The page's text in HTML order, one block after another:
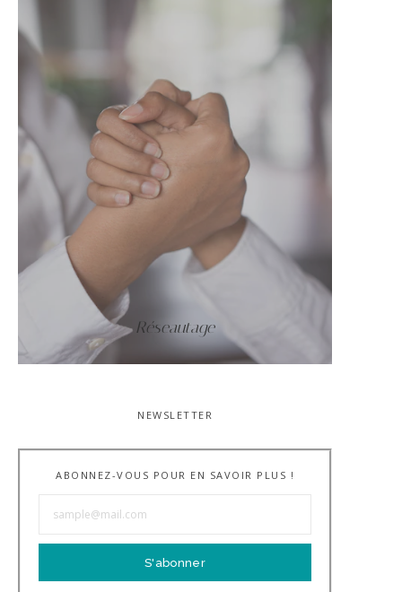
Réseautage
NEWSLETTER
ABONNEZ-VOUS POUR EN SAVOIR PLUS !
S'abonner